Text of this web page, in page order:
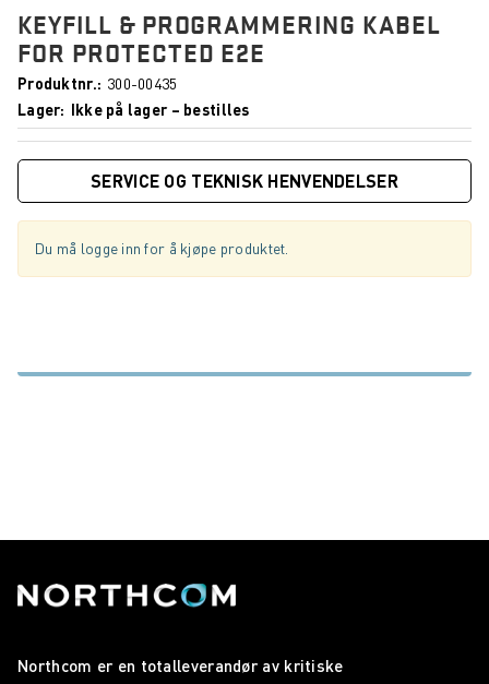
KEYFILL & PROGRAMMERING KABEL
FOR PROTECTED E2E
Produktnr.
300-00435
Lager
Ikke på lager – bestilles
SERVICE OG TEKNISK HENVENDELSER
Du må logge inn for å kjøpe produktet.
Northcom er en totalleverandør av kritiske